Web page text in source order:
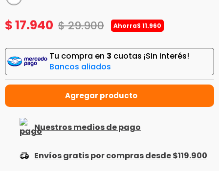
$17.940 $29.900 Ahorra$ 11.960
Tu compra en 3 cuotas ¡Sin interés!
Bancos aliados
Nuestros medios de pago
Envíos gratis por compras desde $119.900